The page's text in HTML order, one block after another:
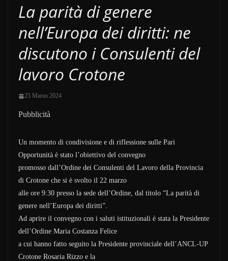
La parità di genere
nell’Europa dei diritti: ne
discutono i Consulenti del
lavoro Crotone
25 Marzo 2024
Pubblicità
Un momento di condivisione e di riflessione sulle Pari
Opportunità è stato l’obiettivo del convegno
promosso dall’Ordine dei Consulenti del Lavoro della Provincia
di Crotone che si è svolto il 22 marzo
alle ore 9:30 presso la sede dell’Ordine, dal titolo “La parità di
genere nell’Europa dei diritti”.
Ad aprire il convegno con i saluti istituzionali è stata la Presidente
dell’Ordine Maria Costanza Felice
a cui hanno fatto seguito la Presidente provinciale dell’ANCL-UP
Crotone Rosaria Rizzo e la